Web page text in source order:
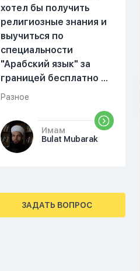
хотел бы получить
религиозные знания и
выучиться по
специальности
"Арабский язык" за
границей бесплатно на
гранте и со
Казахстана. Можете
посоветовать учебные
заведения?
Разное
Имам
Bulat Mubarak
ЗАДАТЬ ВОПРОС